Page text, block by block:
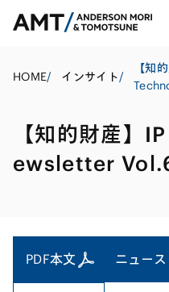
HOME/ インサイト/
【知
【知的財産】
ewsletter
PDF本文 ニュー